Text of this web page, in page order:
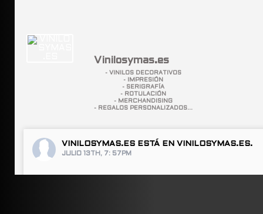
Vinilosymas.es
- VINILOS DECORATIVOS
- IMPRESIÓN
- SERIGRAFÍA
- ROTULACIÓN
- MERCHANDISING
- REGALOS PERSONALIZADOS...
VINILOSYMAS.ES ESTÁ EN VINILOSYMAS.ES.
JULIO 13TH, 7: 57PM